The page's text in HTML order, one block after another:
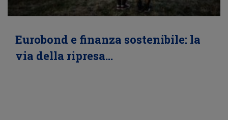
Eurobond e finanza sostenibile: la
via della ripresa…